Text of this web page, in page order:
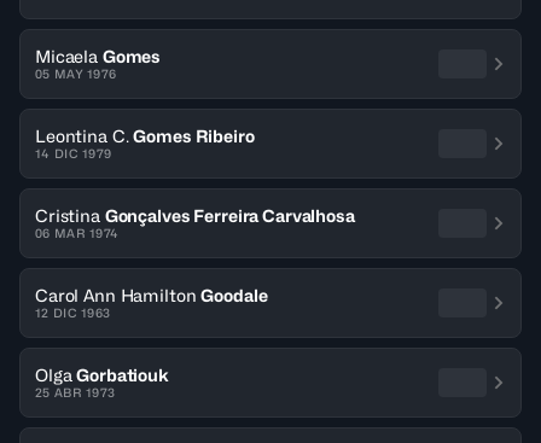
Micaela Gomes
05 MAY 1976
Leontina C. Gomes Ribeiro
14 DIC 1979
Cristina Gonçalves Ferreira Carvalhosa
06 MAR 1974
Carol Ann Hamilton Goodale
12 DIC 1963
Olga Gorbatiouk
25 ABR 1973